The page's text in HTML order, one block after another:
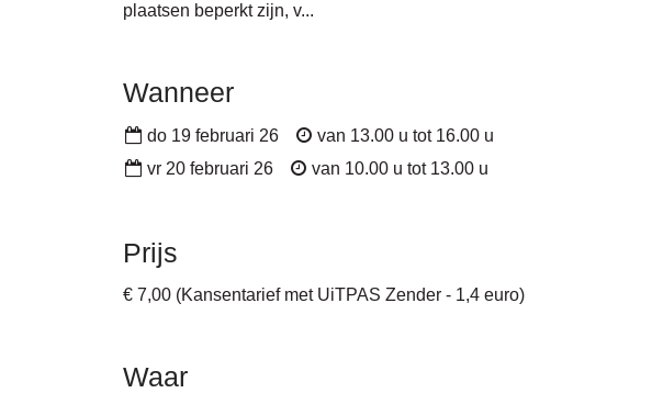
plaatsen beperkt zijn, v...
Wanneer
do 19 februari 26 van 13.00 u tot 16.00 u
vr 20 februari 26
van 10.00 u tot 13.00 u
Prijs
€ 7,00 (Kansentarief met UiTPAS Zender - 1,4 euro)
Waar